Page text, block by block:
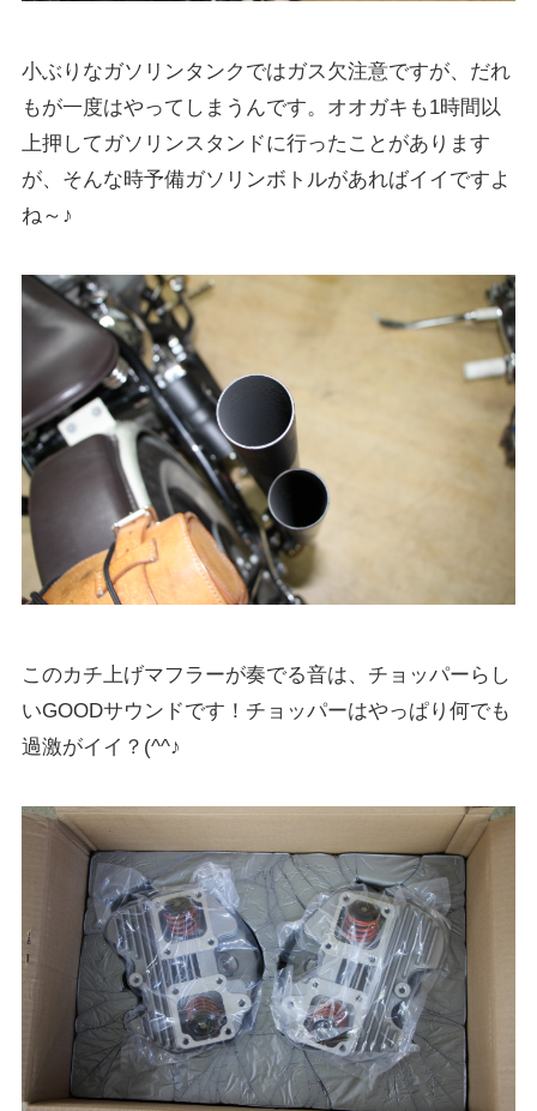
小ぶりなガソリンタンクではガス欠注意ですが、だれ
もが一度はやってしまうんです。オオガキも1時間以
上押してガソリンスタンドに行ったことがあります
が、そんな時予備ガソリンボトルがあればイイですよ
ね～♪
このカチ上げマフラーが奏でる音は、チョッパーらし
いGOODサウンドです！チョッパーはやっぱり何でも
過激がイイ？(^^♪